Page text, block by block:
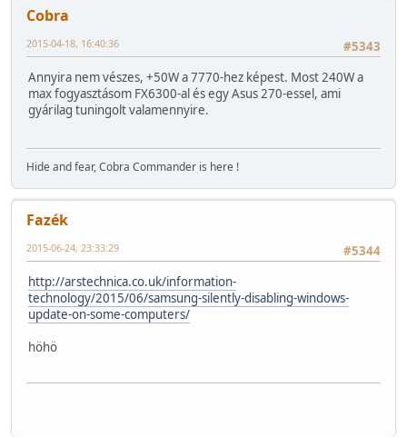
Cobra
#5343
2015-04-18, 16:40:36
Annyira nem vészes, +50W a 7770-hez képest. Most 240W a
max fogyasztásom FX6300-al és egy Asus 270-essel, ami
gyárilag tuningolt valamennyire.
Hide and fear, Cobra Commander is here !
Fazék
#5344
2015-06-24, 23:33:29
http://arstechnica.co.uk/information-
technology/2015/06/samsung-silently-disabling-windows-
update-on-some-computers/
höhö